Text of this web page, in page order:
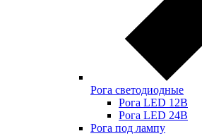
Рога светодиодные
Рога LED 12В
Рога LED 24В
Рога под лампу